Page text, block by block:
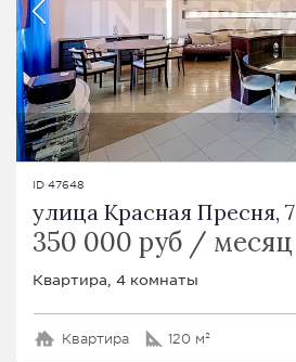
ID 47648
улица Красная Пресня, 7
350 000 руб / месяц
Квартира, 4 комнаты
Квартира 120 м²